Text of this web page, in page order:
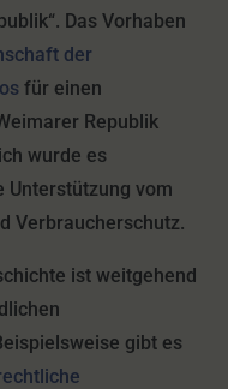
Das Vorhaben
der
für einen
Republik
wurde es
Unterstützung vom
Verbraucherschutz.
ist weitgehend
gibt es